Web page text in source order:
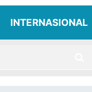
INTERNASIONAL